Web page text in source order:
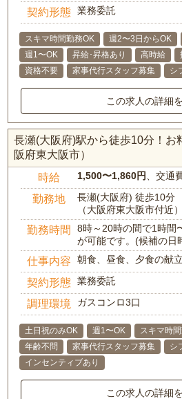
契約形態 業務委託
スキマ時間勤務OK 週2〜3日からOK
週1〜OK
昇給･昇格あり 高時給
資格不要
家事代行スタッフ募集 シ
この求人の詳細
長瀬(大阪府)駅から徒歩10分！お
阪府東大阪市）
時給 1,500〜1,860円 、交通
勤務地
長瀬(大阪府) 徒歩10分
（大阪府東大阪市付近）
勤務時間
8時～20時の間で1時間
が可能です。(候補の日
仕事内容 朝食、昼食、夕食の献
契約形態 業務委託
調理環境 ガスコンロ3口
土日祝のみOK 週1〜OK スキマ時
年齢不問
家事代行スタッフ募集
シ
インセンティブあり
この求人の詳細